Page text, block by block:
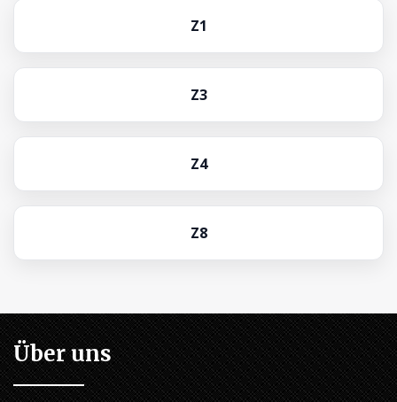
Z1
Z3
Z4
Z8
Über uns